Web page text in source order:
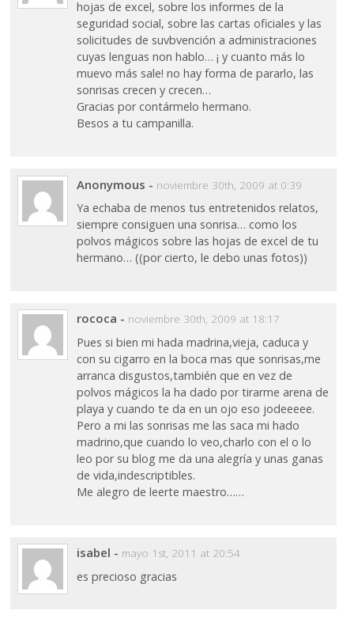
hojas de excel, sobre los informes de la
seguridad social, sobre las cartas oficiales y las
solicitudes de suvbvención a administraciones
cuyas lenguas non hablo… ¡ y cuanto más lo
muevo más sale! no hay forma de pararlo, las
sonrisas crecen y crecen…
Gracias por contármelo hermano.
Besos a tu campanilla.
Anonymous - noviembre 30th, 2009 at 0:39
Ya echaba de menos tus entretenidos relatos,
siempre consiguen una sonrisa… como los
polvos mágicos sobre las hojas de excel de tu
hermano… ((por cierto, le debo unas fotos))
rococa - noviembre 30th, 2009 at 18:17
Pues si bien mi hada madrina,vieja, caduca y
con su cigarro en la boca mas que sonrisas,me
arranca disgustos,también que en vez de
polvos mágicos la ha dado por tirarme arena de
playa y cuando te da en un ojo eso jodeeeee.
Pero a mi las sonrisas me las saca mi hado
madrino,que cuando lo veo,charlo con el o lo
leo por su blog me da una alegría y unas ganas
de vida,indescriptibles.
Me alegro de leerte maestro……
isabel - mayo 1st, 2011 at 20:54
es precioso gracias